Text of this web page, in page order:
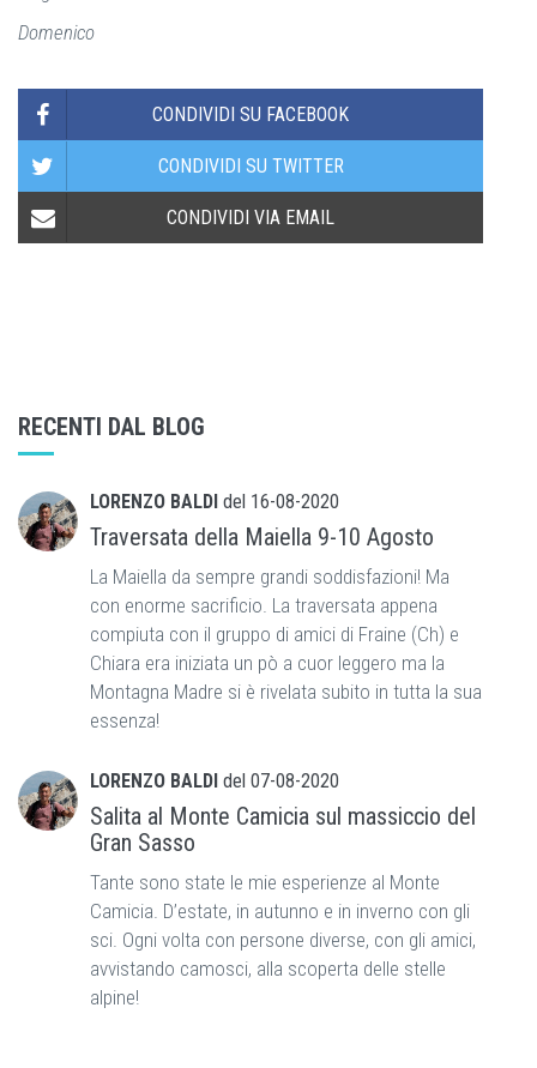
Domenico
CONDIVIDI SU FACEBOOK
CONDIVIDI SU TWITTER
CONDIVIDI VIA EMAIL
RECENTI DAL BLOG
LORENZO BALDI del 16-08-2020
Traversata della Maiella 9-10 Agosto
La Maiella da sempre grandi soddisfazioni! Ma
con enorme sacrificio. La traversata appena
compiuta con il gruppo di amici di Fraine (Ch) e
Chiara era iniziata un pò a cuor leggero ma la
Montagna Madre si è rivelata subito in tutta la sua
essenza!
LORENZO BALDI del 07-08-2020
Salita al Monte Camicia sul massiccio del
Gran Sasso
Tante sono state le mie esperienze al Monte
Camicia. D’estate, in autunno e in inverno con gli
sci. Ogni volta con persone diverse, con gli amici,
avvistando camosci, alla scoperta delle stelle
alpine!